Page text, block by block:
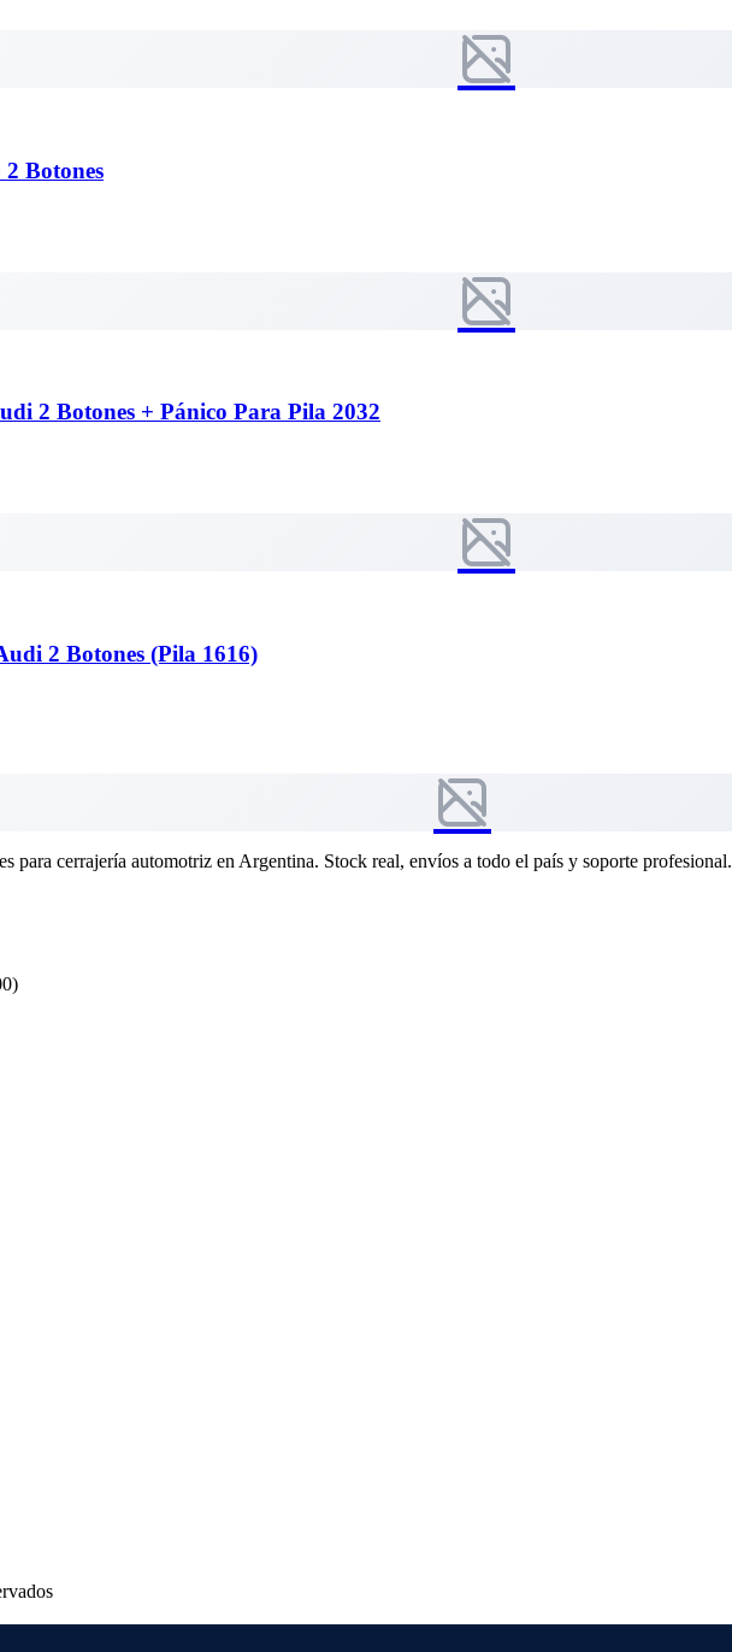
Botones
2 Botones + Pánico Para Pila 2032
2 Botones (Pila 1616)
para cerrajería automotriz en Argentina. Stock real, envíos a todo el país y soporte profesional.